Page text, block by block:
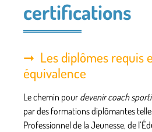
certifications
Les diplômes requis
équivalence
Le chemin pour devenir coach
par des formations diplômantes
Professionnel de la Jeunesse, de